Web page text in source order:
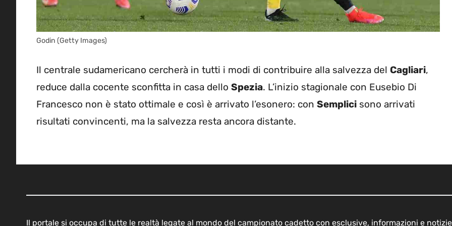
Godin (Getty Images)
Il centrale sudamericano cercherà in tutti i modi di contribuire alla salvezza del Cagliari,
reduce dalla cocente sconfitta in casa dello Spezia. L’inizio stagionale con Eusebio Di
Francesco non è stato ottimale e così è arrivato l’esonero: con Semplici sono arrivati
risultati convincenti, ma la salvezza resta ancora distante.
Il portale si occupa di tutte le realtà legate al mondo del campionato cadetto con esclusive, informazioni e